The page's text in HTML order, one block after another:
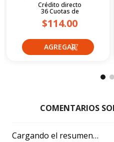
Crédito directo
36Cuotas de
$114.00
Cargando el resumen…